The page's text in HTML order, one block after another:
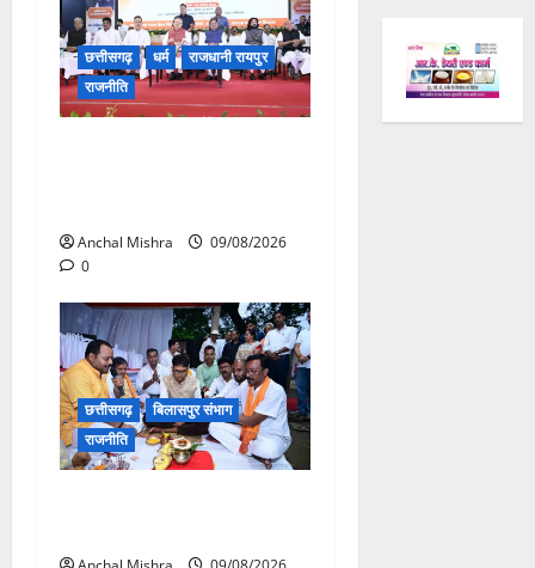
छत्तीसगढ़ धर्म
राजधानी रायपुर
राजनीति
Anchal Mishra
09/08/2026
0
छत्तीसगढ़
बिलासपुर संभाग
राजनीति